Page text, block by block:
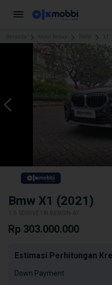
Bmw X1 (2021)
1.5 SDRIVE18I BENSIN-AT
Rp 303.000.000
Estimasi Perhitungan
Down Payment